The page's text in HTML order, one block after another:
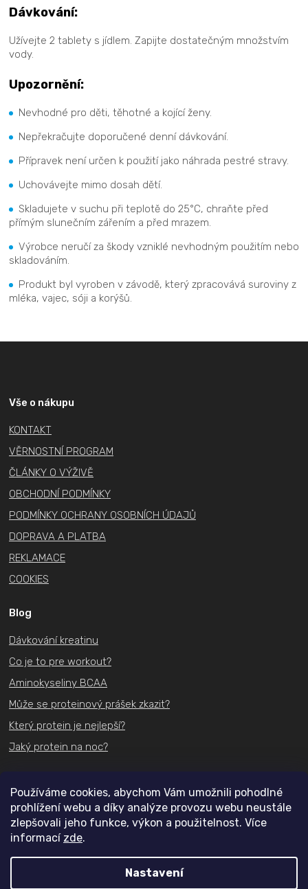
Používáme cookies, abychom Vám umožnili pohodlné
prohlížení webu a díky analýze provozu webu neustále
zlepšovali jeho funkce, výkon a použitelnost. Více
informací zde.
Nastavení
Dávkování:
Užívejte 2 tablety s jídlem. Zapijte dostatečným množstvím
vody.
Upozornění:
Nevhodné pro děti, těhotné a kojící ženy.
Nepřekračujte doporučené denní dávkování.
Přípravek není určen k použití jako náhrada pestré stravy.
Uchovávejte mimo dosah dětí.
Skladujete v suchu při teplotě do 25°C, chraňte před
přímým slunečním zářením a před mrazem.
Výrobce neručí za škody vzniklé nevhodným použitím nebo
skladováním.
Produkt byl vyroben v závodě, který zpracovává suroviny z
mléka, vajec, sóji a korýšů.
Vše o nákupu
KONTAKT
VĚRNOSTNÍ PROGRAM
ČLÁNKY O VÝŽIVĚ
OBCHODNÍ PODMÍNKY
PODMÍNKY OCHRANY OSOBNÍCH ÚDAJŮ
DOPRAVA A PLATBA
REKLAMACE
COOKIES
Blog
Dávkování kreatinu
Co je to pre workout?
Aminokyseliny BCAA
Může se proteinový prášek zkazit?
Který protein je nejlepší?
Jaký protein na noc?
Kontakt
+420731 489 074
info@actifit.cz